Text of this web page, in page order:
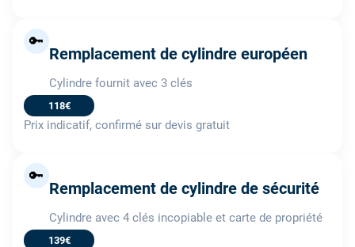
🔑
Remplacement de cylindre européen
Cylindre fournit avec 3 clés
118€
Prix indicatif, confirmé sur devis gratuit
🔑
Remplacement de cylindre de sécurité
Cylindre avec 4 clés incopiable et carte de propriété
139€